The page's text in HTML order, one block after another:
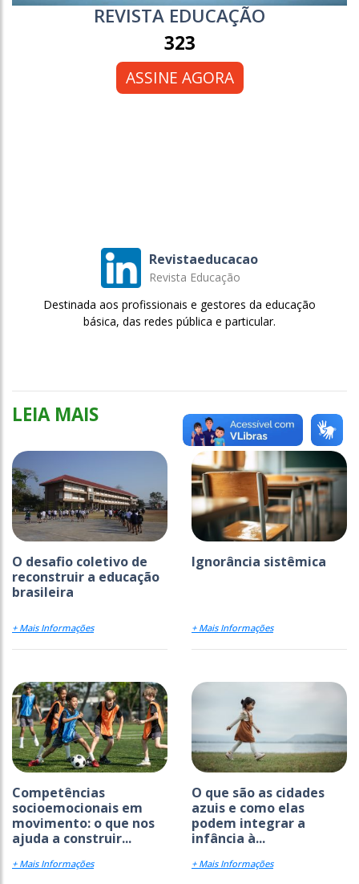
REVISTA EDUCAÇÃO
323
ASSINE AGORA
Revistaeducacao
Revista Educação
Destinada aos profissionais e gestores da educação
básica, das redes pública e particular.
LEIA MAIS
O desafio coletivo de
reconstruir a educação
brasileira
+ Mais Informações
Ignorância sistêmica
+ Mais Informações
Competências
socioemocionais em
movimento: o que nos
ajuda a construir...
+ Mais Informações
O que são as cidades
azuis e como elas
podem integrar a
infância à...
+ Mais Informações